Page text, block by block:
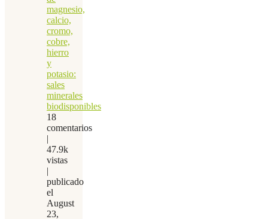
magnesio,
calcio,
cromo,
cobre,
hierro
y
potasio:
sales
minerales
biodisponibles
18
comentarios
|
47.9k
vistas
|
publicado
el
August
23,